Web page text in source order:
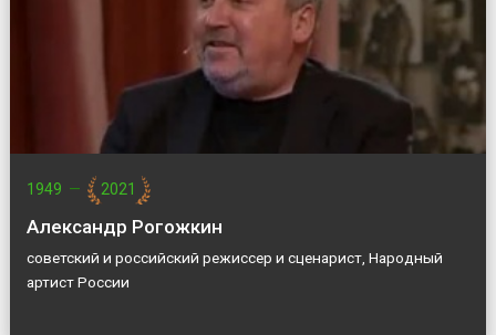
1949 — 2021
Александр Рогожкин
советский и российский режиссер и сценарист, Народный
артист России